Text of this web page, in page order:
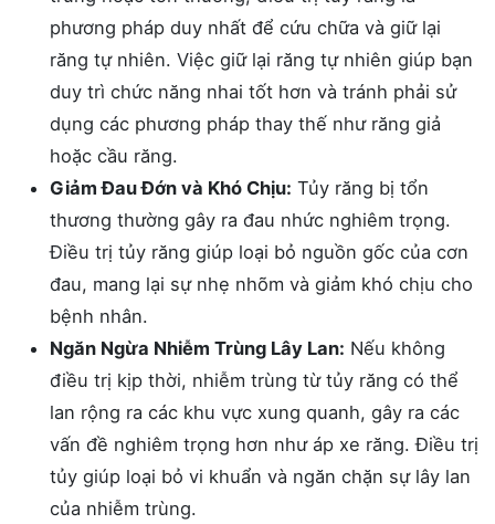
phương pháp duy nhất để cứu chữa và giữ lại
răng tự nhiên. Việc giữ lại răng tự nhiên giúp bạn
duy trì chức năng nhai tốt hơn và tránh phải sử
dụng các phương pháp thay thế như răng giả
hoặc cầu răng.
Giảm Đau Đớn và Khó Chịu: Tủy răng bị tổn
thương thường gây ra đau nhức nghiêm trọng.
Điều trị tủy răng giúp loại bỏ nguồn gốc của cơn
đau, mang lại sự nhẹ nhõm và giảm khó chịu cho
bệnh nhân.
Ngăn Ngừa Nhiễm Trùng Lây Lan: Nếu không
điều trị kịp thời, nhiễm trùng từ tủy răng có thể
lan rộng ra các khu vực xung quanh, gây ra các
vấn đề nghiêm trọng hơn như áp xe răng. Điều trị
tủy giúp loại bỏ vi khuẩn và ngăn chặn sự lây lan
của nhiễm trùng.